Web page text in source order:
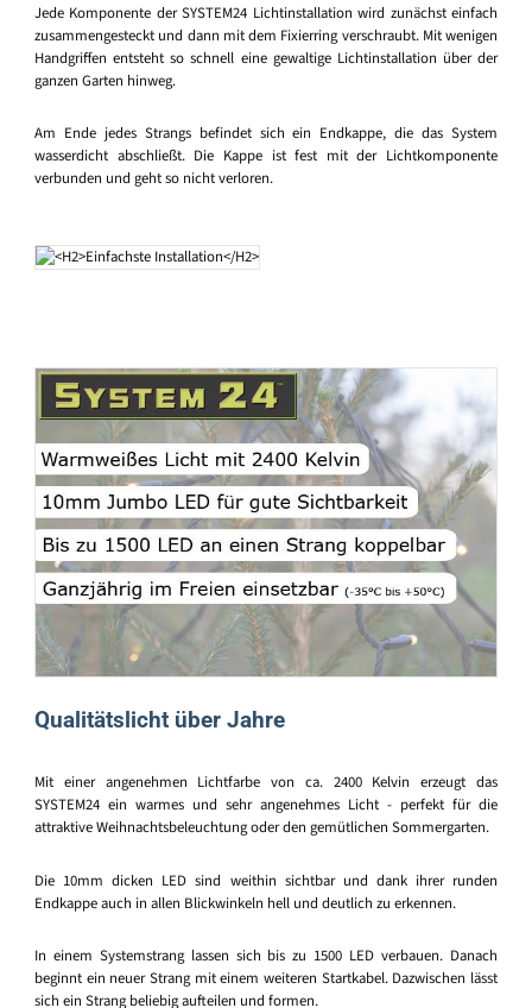
Jede Komponente der SYSTEM24 Lichtinstallation wird zunächst einfach
zusammengesteckt und dann mit dem Fixierring verschraubt. Mit wenigen
Handgriffen entsteht so schnell eine gewaltige Lichtinstallation über der
ganzen Garten hinweg.
Am Ende jedes Strangs befindet sich ein Endkappe, die das System
wasserdicht abschließt. Die Kappe ist fest mit der Lichtkomponente
verbunden und geht so nicht verloren.
Qualitätslicht über Jahre
Mit einer angenehmen Lichtfarbe von ca. 2400 Kelvin erzeugt das
SYSTEM24 ein warmes und sehr angenehmes Licht - perfekt für die
attraktive Weihnachtsbeleuchtung oder den gemütlichen Sommergarten.
Die 10mm dicken LED sind weithin sichtbar und dank ihrer runden
Endkappe auch in allen Blickwinkeln hell und deutlich zu erkennen.
In einem Systemstrang lassen sich bis zu 1500 LED verbauen. Danach
beginnt ein neuer Strang mit einem weiteren Startkabel. Dazwischen lässt
sich ein Strang beliebig aufteilen und formen.